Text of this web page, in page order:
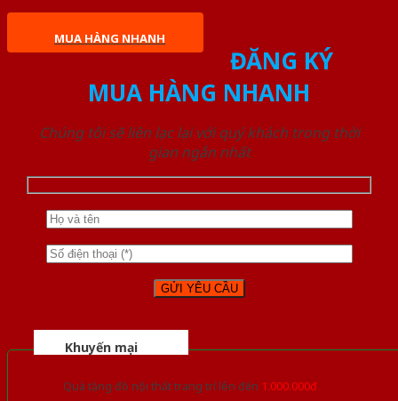
MUA HÀNG NHANH
ĐĂNG KÝ
MUA HÀNG NHANH
Chúng tôi sẽ liên lạc lại với quý khách trong thời
gian ngắn nhất
Khuyến mại
Quà tặng đồ nội thất trang trí lên đến 1.000.000đ